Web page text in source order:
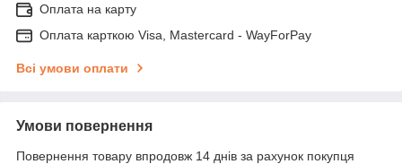
Оплата на карту
Оплата карткою Visa, Mastercard - WayForPay
Всі умови оплати
Умови повернення
Повернення товару впродовж 14 днів за рахунок покупця